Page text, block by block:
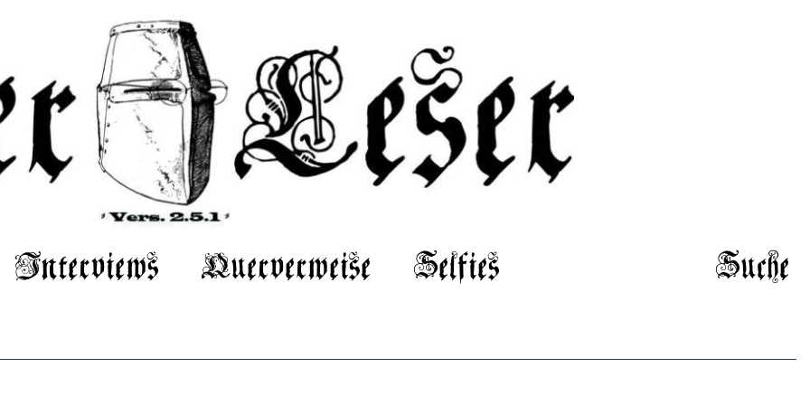
Interviews Querverweise Selfies Suche